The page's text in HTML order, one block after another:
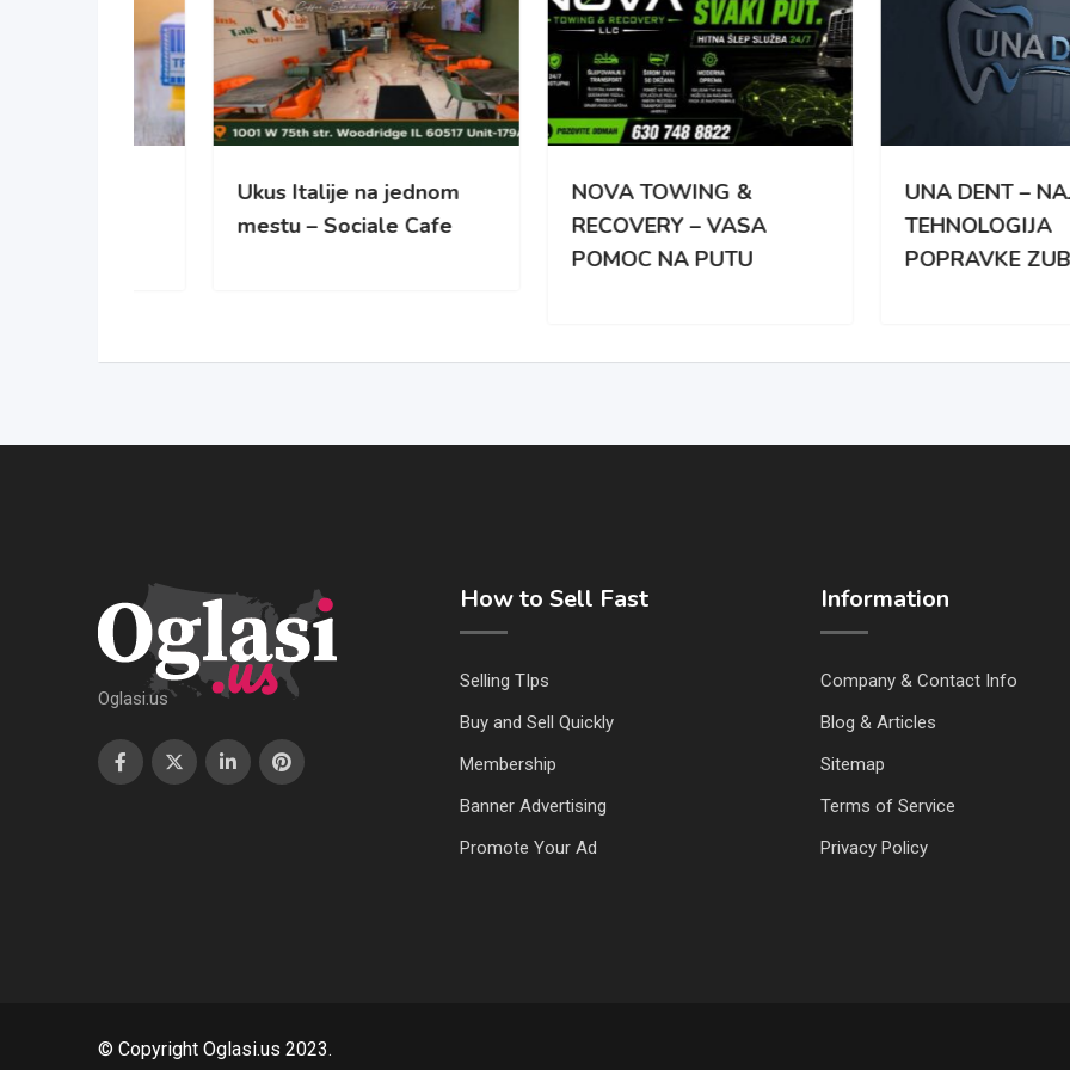
Ukus Italije na jednom
mestu – Sociale Cafe
NOVA TOWING &
RECOVERY – VASA
POMOC NA PUTU
UNA DENT –
TEHNOLOGIJA
POPRAVKE ZUBA
Oglasi.us
How to Sell Fast
Selling TIps
Buy and Sell Quickly
Membership
Banner Advertising
Promote Your Ad
Information
Company & Contact Info
Blog & Articles
Sitemap
Terms of Service
Privacy Policy
© Copyright Oglasi.us 2023.